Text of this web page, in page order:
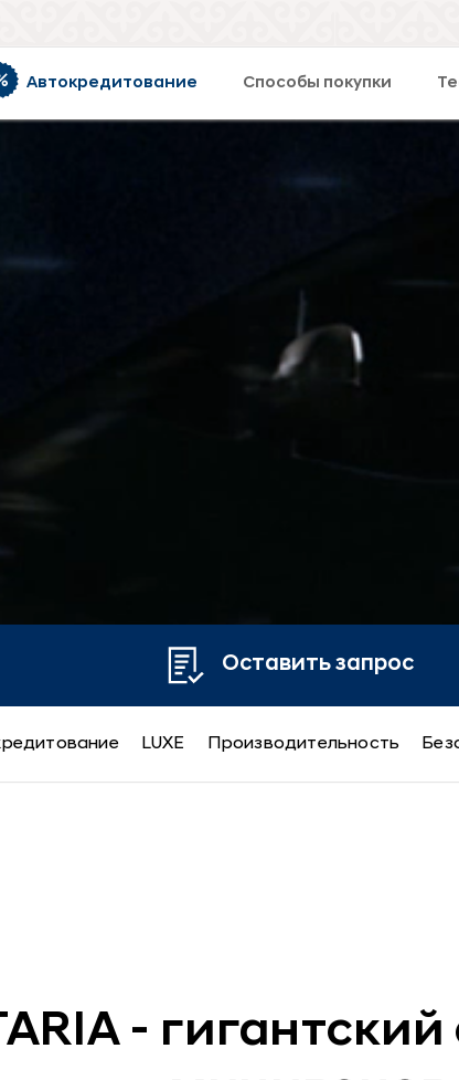
Автокредитование Способы покупки
Оставить запрос
LUXE Производительность
-